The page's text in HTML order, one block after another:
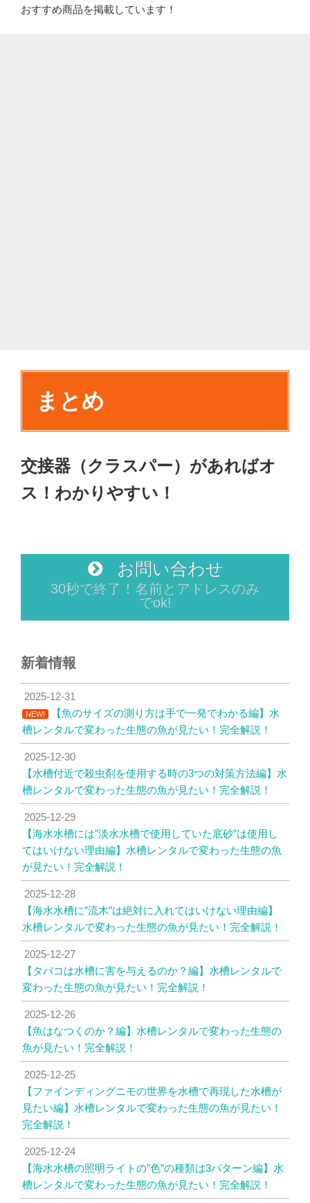
おすすめ商品を掲載しています！
まとめ
交接器（クラスパー）があればオ
ス！わかりやすい！
お問い合わせ
30秒で終了！名前とアドレスのみ
でok!
新着情報
2025-12-31
NEW!
【魚のサイズの測り方は手で一発でわかる編】水
槽レンタルで変わった生態の魚が見たい！完全解説！
2025-12-30
【水槽付近で殺虫剤を使用する時の3つの対策方法編】水
槽レンタルで変わった生態の魚が見たい！完全解説！
2025-12-29
【海水水槽には”淡水水槽で使用していた底砂”は使用し
てはいけない理由編】水槽レンタルで変わった生態の魚
が見たい！完全解説！
2025-12-28
【海水水槽に”流木”は絶対に入れてはいけない理由編】
水槽レンタルで変わった生態の魚が見たい！完全解説！
2025-12-27
【タバコは水槽に害を与えるのか？編】水槽レンタルで
変わった生態の魚が見たい！完全解説！
2025-12-26
【魚はなつくのか？編】水槽レンタルで変わった生態の
魚が見たい！完全解説！
2025-12-25
【ファインディングニモの世界を水槽で再現した水槽が
見たい編】水槽レンタルで変わった生態の魚が見たい！
完全解説！
2025-12-24
【海水水槽の照明ライトの”色”の種類は3パターン編】水
槽レンタルで変わった生態の魚が見たい！完全解説！